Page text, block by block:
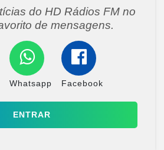
do HD Rádios FM no
de mensagens.
Whatsapp Facebook
ENTRAR